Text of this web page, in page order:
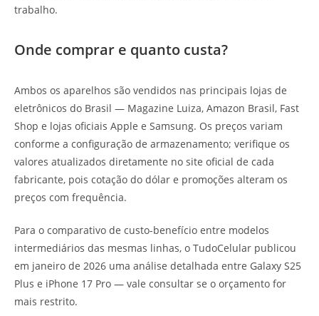
trabalho.
Onde comprar e quanto custa?
Ambos os aparelhos são vendidos nas principais lojas de
eletrônicos do Brasil — Magazine Luiza, Amazon Brasil, Fast
Shop e lojas oficiais Apple e Samsung. Os preços variam
conforme a configuração de armazenamento; verifique os
valores atualizados diretamente no site oficial de cada
fabricante, pois cotação do dólar e promoções alteram os
preços com frequência.
Para o comparativo de custo-benefício entre modelos
intermediários das mesmas linhas, o TudoCelular publicou
em janeiro de 2026 uma análise detalhada entre Galaxy S25
Plus e iPhone 17 Pro — vale consultar se o orçamento for
mais restrito.